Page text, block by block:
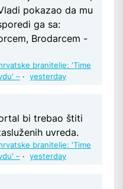
pokazao da mu
ga sa:
Brodarcem -
branitelje: 'Time
– · yesterday
bi trebao štiti
uvreda.
branitelje: 'Time
– · yesterday